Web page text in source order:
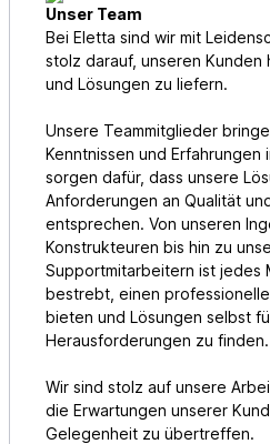
Unser Team
Bei Eletta sind wir mit
stolz darauf, unseren
und Lösungen zu liefern.
Unsere Teammitglieder
Kenntnissen und
sorgen dafür, dass unsere
Anforderungen an Qualität
entsprechen. Von unseren
Konstrukteuren bis hin zu
Supportmitarbeitern ist jedes
bestrebt, einen
bieten und Lösungen selbst
Herausforderungen zu finden.
Wir sind stolz auf unsere
die Erwartungen unserer
Gelegenheit zu übertreffen.